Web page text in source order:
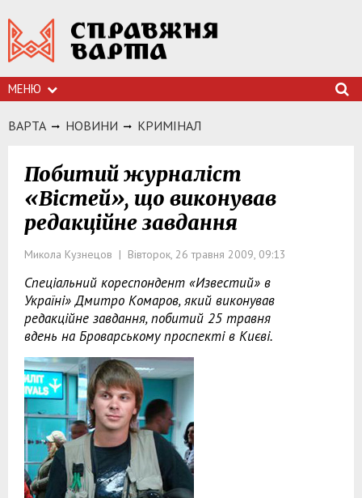
МЕНЮ
ВАРТА НОВИНИ КРИМIНАЛ
Побитий журналіст
«Вістей», що виконував
редакційне завдання
Микола Кузнецов | Вівторок, 26 травня 2009, 09:13
Спеціальний кореспондент «Известий» в
Україні» Дмитро Комаров, який виконував
редакційне завдання, побитий 25 травня
вдень на Броварському проспекті в Києві.